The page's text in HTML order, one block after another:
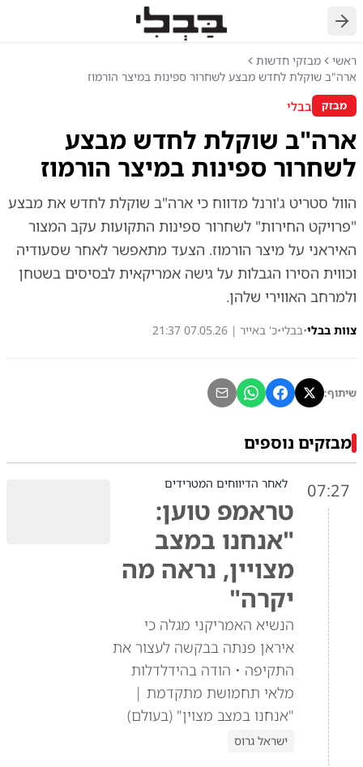
חזרה
ראשי
מבזקי חדשות
ארה"ב שוקלת לחדש מבצע לשחרור ספינות במיצר הורמוז
מבזק בבלי
ארה"ב שוקלת לחדש מבצע
לשחרור ספינות במיצר הורמוז
הוול סטריט ג'ורנל מדווח כי ארה"ב שוקלת לחדש את מבצע
"פרויקט החירות" לשחרור ספינות התקועות עקב המצור
האיראני על מיצר הורמוז. הצעד מתאפשר לאחר שסעודיה
וכווית הסירו הגבלות על גישה אמריקאית לבסיסים בשטחן
ולמרחב האווירי שלהן.
צוות בבלי•בבלי•כ' באייר | 07.05.26 21:37
שיתוף:
מבזקים נוספים
07:27 לאחר הדיווחים המטרידים
טראמפ טוען:
"אנחנו במצב
מצויין, נראה מה
יקרה"
הנשיא האמריקני מגלה כי
איראן פנתה בבקשה לעצור את
התקיפה • הודה בהידלדלות
מלאי תחמושת מתקדמת |
"אנחנו במצב מצוין" (בעולם)
ישראל גרוס